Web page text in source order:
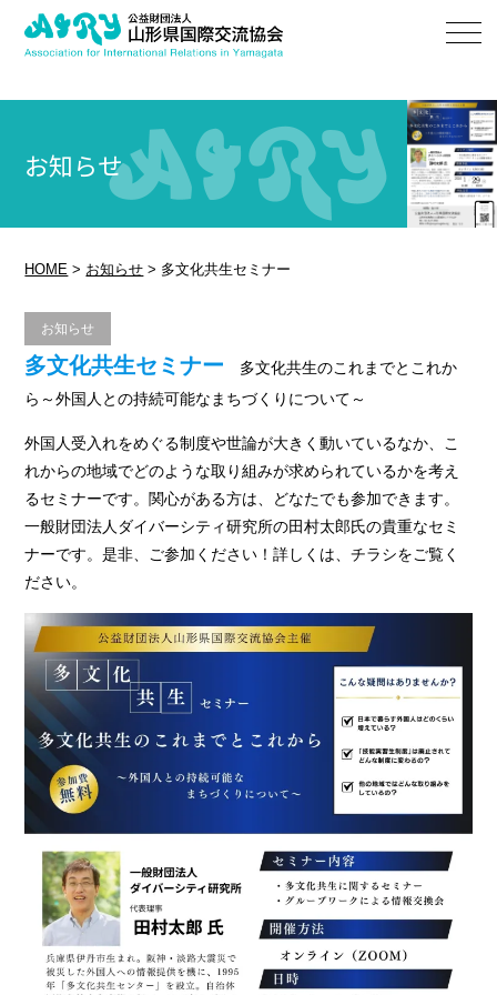
お知らせ
HOME > お知らせ > 多文化共生セミナー
お知らせ
多文化共生セミナー 多文化共生のこれまでとこれか
ら～外国人との持続可能なまちづくりについて～
外国人受入れをめぐる制度や世論が大きく動いているなか、こ
れからの地域でどのような取り組みが求められているかを考え
るセミナーです。関心がある方は、どなたでも参加できます。
一般財団法人ダイバーシティ研究所の田村太郎氏の貴重なセミ
ナーです。是非、ご参加ください！詳しくは、チラシをご覧く
ださい。